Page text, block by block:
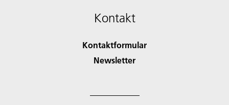
Kontakt
Kontaktformular
Newsletter